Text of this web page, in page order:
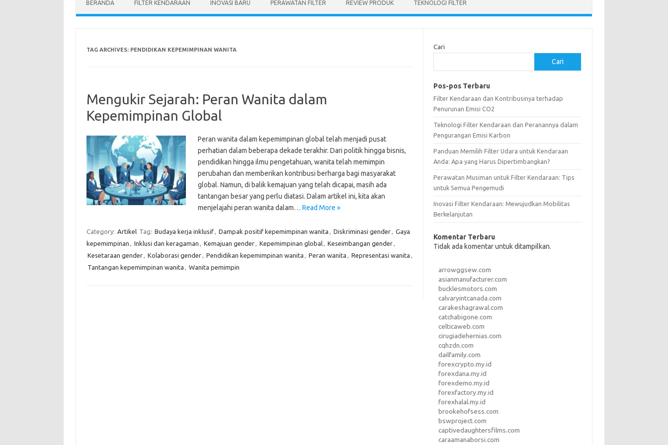
BERANDA FILTER KENDARAAN INOVASI BARU PERAWATAN FILTER REVIEW PRODUK TEKNOLOGI FILTER
TAG ARCHIVES: PENDIDIKAN KEPEMIMPINAN WANITA
Mengukir Sejarah: Peran Wanita dalam
Kepemimpinan Global
Peran wanita dalam kepemimpinan global telah menjadi pusat
perhatian dalam beberapa dekade terakhir. Dari politik hingga bisnis,
pendidikan hingga ilmu pengetahuan, wanita telah memimpin
perubahan dan memberikan kontribusi berharga bagi masyarakat
global. Namun, di balik kemajuan yang telah dicapai, masih ada
tantangan besar yang perlu diatasi. Dalam artikel ini, kita akan
menjelajahi peran wanita dalam… Read More »
Category: Artikel Tag: Budaya kerja inklusif, Dampak positif kepemimpinan wanita , Diskriminasi gender, Gaya
kepemimpinan , Inklusi dan keragaman , Kemajuan gender, Kepemimpinan global, Keseimbangan gender,
Kesetaraan gender, Kolaborasi gender, Pendidikan kepemimpinan wanita , Peran wanita , Representasi wanita ,
Tantangan kepemimpinan wanita , Wanita pemimpin
Cari
Cari
Pos-pos Terbaru
Filter Kendaraan dan Kontribusinya terhadap
Penurunan Emisi CO2
Teknologi Filter Kendaraan dan Peranannya dalam
Pengurangan Emisi Karbon
Panduan Memilih Filter Udara untuk Kendaraan
Anda: Apa yang Harus Dipertimbangkan?
Perawatan Musiman untuk Filter Kendaraan: Tips
untuk Semua Pengemudi
Inovasi Filter Kendaraan: Mewujudkan Mobilitas
Berkelanjutan
Komentar Terbaru
Tidak ada komentar untuk ditampilkan.
arrowggsew.com
asianmanufacturer.com
bucklesmotors.com
calvaryintcanada.com
carakeshagrawal.com
catchabigone.com
celticaweb.com
cirugiadehernias.com
cqhzdn.com
dailfamily.com
forexcrypto.my.id
forexdana.my.id
forexdemo.my.id
forexfactory.my.id
forexhalal.my.id
brookehofsess.com
bswproject.com
captivedaughtersfilms.com
caraamanaborsi.com